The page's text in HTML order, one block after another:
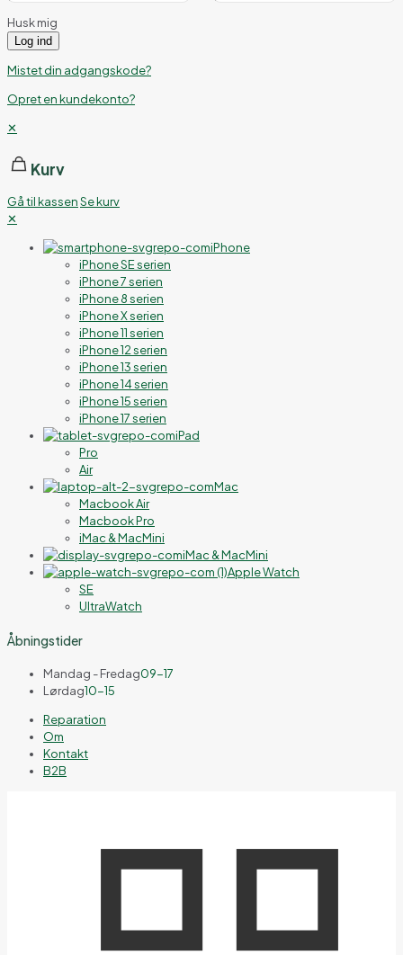
Husk mig
Log ind
Mistet din adgangskode?
Opret en kundekonto?
✕
Kurv
Gå til kassenSe kurv
✕
iPhone
iPhone SE serien
iPhone 7 serien
iPhone 8 serien
iPhone X serien
iPhone 11 serien
iPhone 12 serien
iPhone 13 serien
iPhone 14 serien
iPhone 15 serien
iPhone 17 serien
iPad
Pro
Air
Mac
Macbook Air
Macbook Pro
iMac & MacMini
iMac & MacMini
Apple Watch
SE
UltraWatch
Åbningstider
Mandag - Fredag09-17
Lørdag10-15
Reparation
Om
Kontakt
B2B